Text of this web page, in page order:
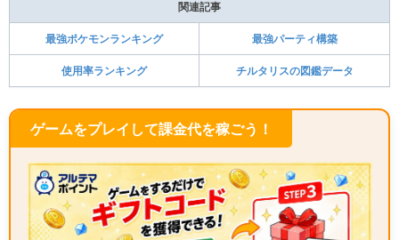
関連記事
最強ポケモンランキング 最強パーティ構築
使用率ランキング チルタリスの図鑑データ
ゲームをプレイして課金代を稼ごう！